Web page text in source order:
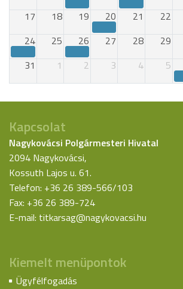
17
18 19 20 21 22
24
25 26 27 28 29
31
1 2 3 4 5
Kapcsolat
Nagykovácsi Polgármesteri Hivatal
2094 Nagykovácsi,
Kossuth Lajos u. 61.
Telefon: +36 26 389-566/103
Fax: +36 26 389-724
E-mail: titkarsag@nagykovacsi.hu
Kiemelt menüpontok
Ügyfélfogadás